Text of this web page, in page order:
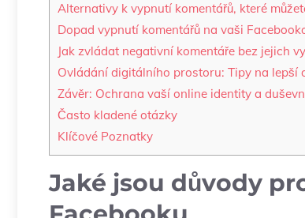
Alternativy k vypnutí komentářů, které
Dopad vypnutí komentářů na vaši
Jak zvládat negativní komentáře bez jejich
Ovládání digitálního prostoru: Tipy na lepší
Závěr: Ochrana vaší online identity a
Často kladené otázky
Klíčové Poznatky
Jaké jsou důvody